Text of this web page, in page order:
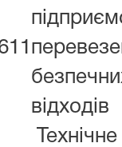
відходів
Технічне